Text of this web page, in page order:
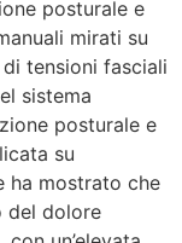
posturale e
mirati su
tensioni fasciali
sistema
posturale e
su
ha mostrato che
del dolore